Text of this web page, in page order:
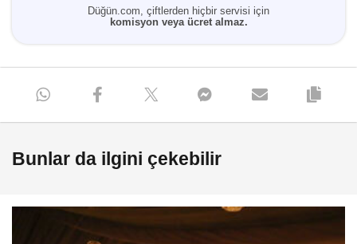
Düğün.com, çiftlerden hiçbir servisi için
komisyon veya ücret almaz.
Bunlar da ilgini çekebilir